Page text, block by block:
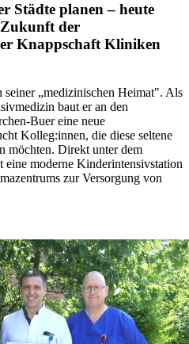
Städte planen – heute
der
Knappschaft Kliniken
„medizinischen Heimat". Als
baut er an den
Buer eine neue
Kolleg:innen, die diese seltene
möchten. Direkt unter dem
eine moderne Kinderintensivstation
zur Versorgung von